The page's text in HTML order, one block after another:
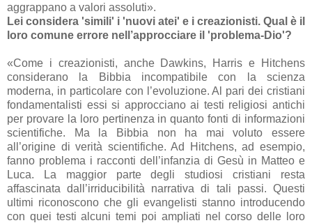
aggrappano a valori assoluti».
Lei considera 'simili' i 'nuovi atei' e i creazionisti. Qual è il
loro comune errore nell’approcciare il 'problema-Dio'?
«Come i creazionisti, anche Dawkins, Harris e Hitchens
considerano la Bibbia incompatibile con la scienza
moderna, in particolare con l’evoluzione. Al pari dei cristiani
fondamentalisti essi si approcciano ai testi religiosi antichi
per provare la loro pertinenza in quanto fonti di informazioni
scientifiche. Ma la Bibbia non ha mai voluto essere
all’origine di verità scientifiche. Ad Hitchens, ad esempio,
fanno problema i racconti dell’infanzia di Gesù in Matteo e
Luca. La maggior parte degli studiosi cristiani resta
affascinata dall’irriducibilità narrativa di tali passi. Questi
ultimi riconoscono che gli evangelisti stanno introducendo
con quei testi alcuni temi poi ampliati nel corso delle loro